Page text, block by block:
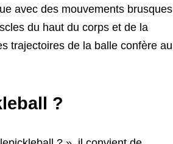
avec des mouvements brusques
du haut du corps et de la
trajectoires de la balle confère au
?